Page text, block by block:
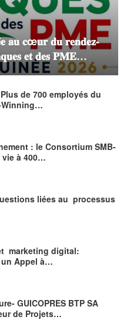
𝐚𝐮 𝐜œ𝐮𝐫 𝐝𝐮 𝐫𝐞𝐧𝐝𝐞𝐳-
𝐞𝐭 𝐝𝐞𝐬 𝐏𝐌𝐄…
de 700 employés du
Winning…
: le Consortium SMB-
à 400…
liées au processus
marketing digital:
Appel à…
GUICOPRES BTP SA
de Projets…